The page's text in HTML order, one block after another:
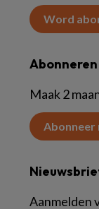
Word
Abonneren
Maak 2
Abonneer
Aanmelden